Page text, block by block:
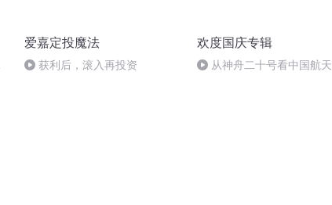
爱嘉定投魔法
获利后，滚入再投资
欢度国庆专辑
从神舟二十号看中国航天